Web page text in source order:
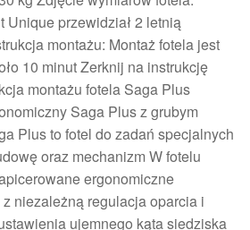
Unique przewidział 2 letnią
montażu: Montaż fotela jest
10 minut Zerknij na instrukcję
montażu fotela Saga Plus
Saga Plus z grubym
Plus to fotel do zadań specjalnych
oraz mechanizm W fotelu
ergonomiczne
niezależną regulacja oparcia i
ujemnego kąta siedziska